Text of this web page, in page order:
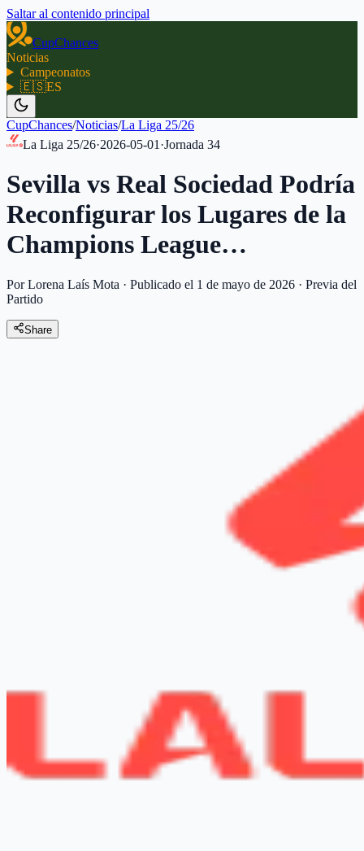
Saltar al contenido principal
CupChances
Noticias
Campeonatos
🇪🇸ES
CupChances/Noticias/La Liga 25/26
La Liga 25/26·2026-05-01 ·Jornada 34
Sevilla vs Real Sociedad Podría
Reconfigurar los Lugares de la
Champions League…
Por Lorena Laís Mota · Publicado el 1 de mayo de 2026 · Previa del
Partido
Share